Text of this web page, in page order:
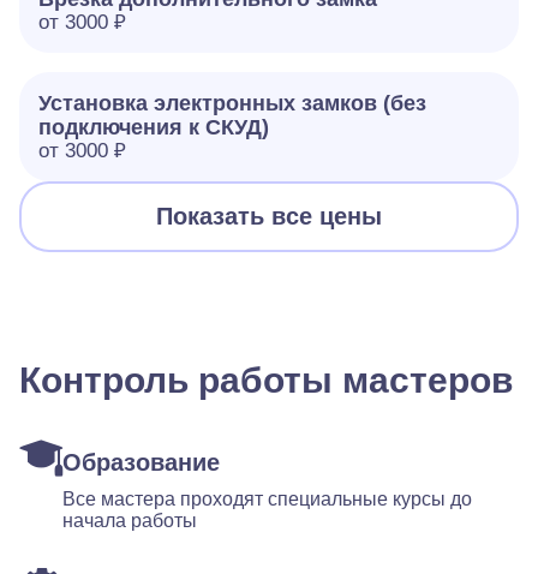
от 3000 ₽
Установка электронных замков (без
подключения к СКУД)
от 3000 ₽
Показать все цены
Контроль работы мастеров
Образование
Все мастера проходят специальные курсы до
начала работы